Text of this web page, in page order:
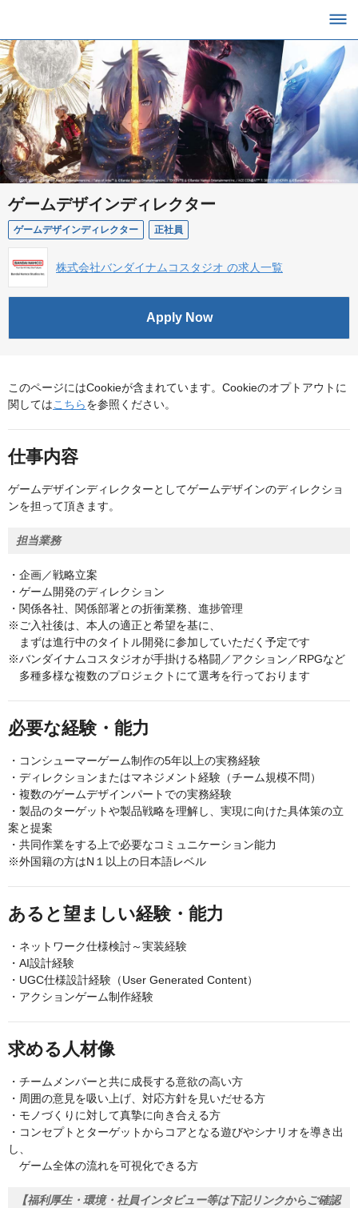
ゲームデザインディレクター
ゲームデザインディレクター 正社員
株式会社バンダイナムコスタジオ の求人一覧
Apply Now
このページにはCookieが含まれています。Cookieのオプトアウトに
関してはこちらを参照ください。
仕事内容
ゲームデザインディレクターとしてゲームデザインのディレクショ
ンを担って頂きます。
担当業務
・企画／戦略立案
・ゲーム開発のディレクション
・関係各社、関係部署との折衝業務、進捗管理
※ご入社後は、本人の適正と希望を基に、
まずは進行中のタイトル開発に参加していただく予定です
※バンダイナムコスタジオが手掛ける格闘／アクション／RPGなど
多種多様な複数のプロジェクトにて選考を行っております
必要な経験・能力
・コンシューマーゲーム制作の5年以上の実務経験
・ディレクションまたはマネジメント経験（チーム規模不問）
・複数のゲームデザインパートでの実務経験
・製品のターゲットや製品戦略を理解し、実現に向けた具体策の立
案と提案
・共同作業をする上で必要なコミュニケーション能力
※外国籍の方はN１以上の日本語レベル
あると望ましい経験・能力
・ネットワーク仕様検討～実装経験
・AI設計経験
・UGC仕様設計経験（User Generated Content）
・アクションゲーム制作経験
求める人材像
・チームメンバーと共に成長する意欲の高い方
・周囲の意見を吸い上げ、対応方針を見いだせる方
・モノづくりに対して真摯に向き合える方
・コンセプトとターゲットからコアとなる遊びやシナリオを導き出
し、
ゲーム全体の流れを可視化できる方
【福利厚生・環境・社員インタビュー等は下記リンクからご確認